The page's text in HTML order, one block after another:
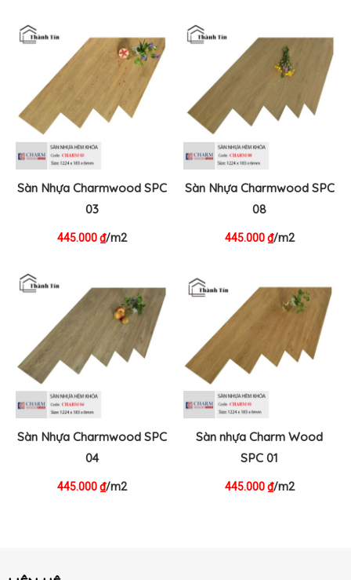
Sàn Nhựa Charmwood SPC
03
445.000₫/m2
Sàn Nhựa Charmwood SPC
08
445.000₫/m2
Sàn Nhựa Charmwood SPC
04
445.000₫/m2
Sàn nhựa Charm Wood
SPC 01
445.000₫/m2